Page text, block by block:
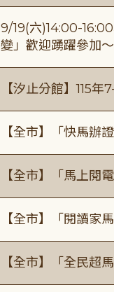
9/19(六)14:00-
變」歡迎踴躍參加～
【汐止分館】115
【全市】「快馬辦
【全市】「馬上閱
【全市】「閱讀家
【全市】「全民超